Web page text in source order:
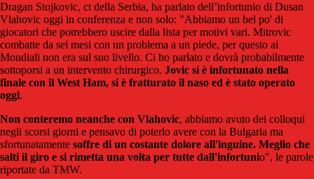
Dragan Stojkovic, ct della Serbia, ha parlato dell’infortunio di Dusan
Vlahovic oggi in conferenza e non solo: "Abbiamo un bel po' di
giocatori che potrebbero uscire dalla lista per motivi vari. Mitrovic
combatte da sei mesi con un problema a un piede, per questo ai
Mondiali non era sul suo livello. Ci ho parlato e dovrà probabilmente
sottoporsi a un intervento chirurgico. Jovic si è infortunato nella
finale con il West Ham, si è fratturato il naso ed è stato operato
oggi.
Non conteremo neanche con Vlahovic, abbiamo avuto dei colloqui
negli scorsi giorni e pensavo di poterlo avere con la Bulgaria ma
sfortunatamente soffre di un costante dolore all'inguine. Meglio che
salti il giro e si rimetta una volta per tutte dall'infortunio", le parole
riportate da TMW.